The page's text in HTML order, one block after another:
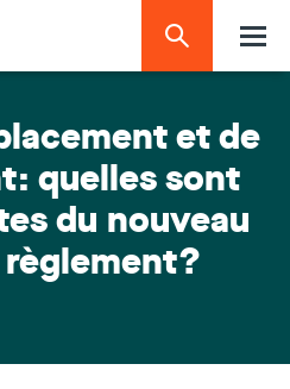
et de
quelles sont
du nouveau